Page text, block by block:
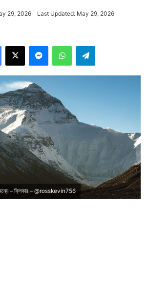
29, 2026 Last Updated: May 29, 2026
– ফ্লিকার – @rosskevin756